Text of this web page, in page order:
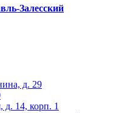
Залесский
д. 29
д. 14, корп. 1